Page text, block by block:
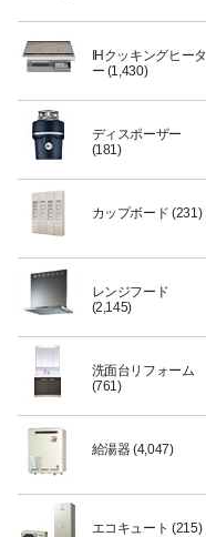
IHクッキングヒータ
ー (1,430)
ディスポーザー
(181)
カップボード (231)
レンジフード
(2,145)
洗面台リフォーム
(761)
給湯器(4,047)
エコキュート (215)